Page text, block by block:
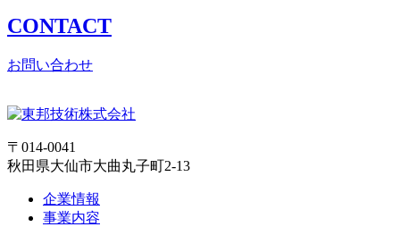
CONTACT
お問い合わせ
〒014-0041
秋田県大仙市大曲丸子町2-13
企業情報
事業内容